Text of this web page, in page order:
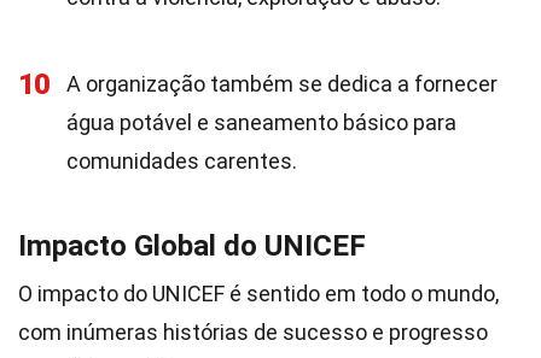
10
A organização também se dedica a fornecer
água potável e saneamento básico para
comunidades carentes.
Impacto Global do UNICEF
O impacto do UNICEF é sentido em todo o mundo,
com inúmeras histórias de sucesso e progresso